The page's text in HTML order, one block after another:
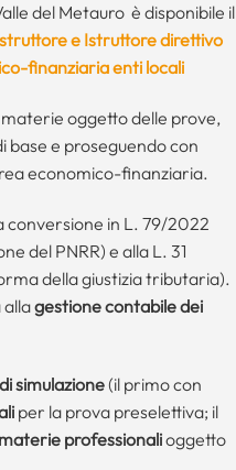
del Metauro è disponibile il
e Istruttore direttivo
finanziaria enti locali
oggetto delle prove,
base e proseguendo con
economico-finanziaria.
conversione in L. 79/2022
del PNRR) e alla L. 31
della giustizia tributaria).
allagestione contabile dei
simulazione(il primo con
per la prova preselettiva; il
materie professionalioggetto